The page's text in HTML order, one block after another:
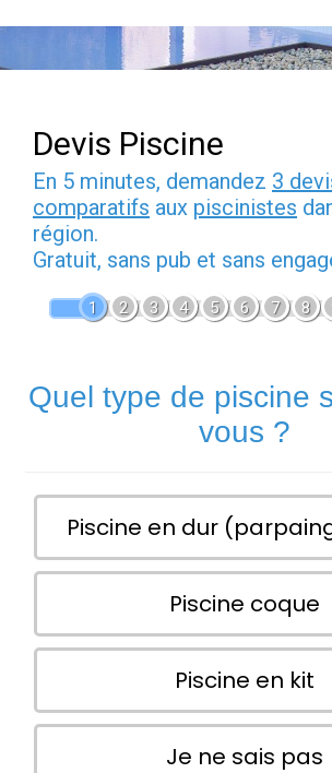
Devis Piscine
En 5 minutes, demandez 3
comparatifs aux piscinistes
région.
Gratuit, sans pub et sans
1 2 3 4 5 6 7 8
Quel type de piscine
vous ?
Piscine en dur
Piscine coque
Piscine en kit
Je ne sais pas